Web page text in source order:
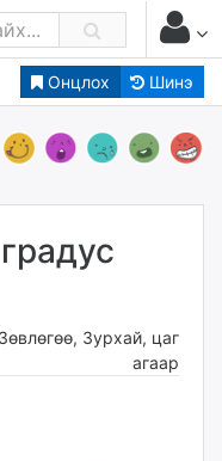
Онцлох Шинэ
Зөвлөгөө, Зурхай, цаг
агаар